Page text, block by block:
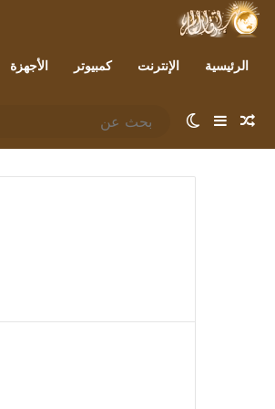
الرئيسية الإنترنت كمبيوتر الأجهزة
مقال عشوائي
إضافة عمود جانبي
الوضع المظلم